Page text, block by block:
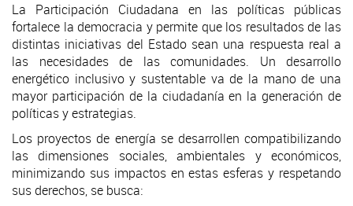
La Participación Ciudadana en las políticas públicas
fortalece la democracia y permite que los resultados de las
distintas iniciativas del Estado sean una respuesta real a
las necesidades de las comunidades. Un desarrollo
energético inclusivo y sustentable va de la mano de una
mayor participación de la ciudadanía en la generación de
políticas y estrategias.
Los proyectos de energía se desarrollen compatibilizando
las dimensiones sociales, ambientales y económicos,
minimizando sus impactos en estas esferas y respetando
sus derechos, se busca: